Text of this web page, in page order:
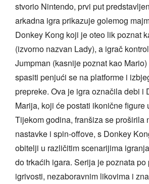
stvorio Nintendo, prvi put
arkadna igra prikazuje golemog
Donkey Kong koji je oteo lik poznat
(izvorno nazvan Lady), a igrač
Jumpman (kasnije poznat kao
spasiti penjući se na platforme i
prepreke. Ova je igra označila debi i
Marija, koji će postati ikonične figure
Tijekom godina, franšiza se proširila
nastavke i spin-offove, s Donkey
obitelji u različitim scenarijima
do trkaćih igara. Serija je poznata po
igrivosti, nezaboravnim likovima i